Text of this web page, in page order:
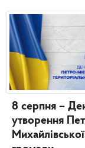
8 серпня –
утворення
Михайлівської